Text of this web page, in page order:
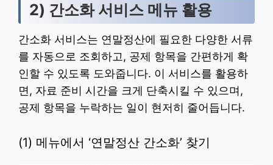
2) 간소화 서비스 메뉴 활용
간소화 서비스는 연말정산에 필요한 다양한 서류
를 자동으로 조회하고, 공제 항목을 간편하게 확
인할 수 있도록 도와줍니다. 이 서비스를 활용하
면, 자료 준비 시간을 크게 단축시킬 수 있으며,
공제 항목을 누락하는 일이 현저히 줄어듭니다.
(1) 메뉴에서 ‘연말정산 간소화’ 찾기